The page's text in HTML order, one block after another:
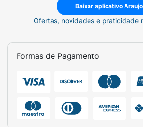
Baixar aplicativo Araujo
Ofertas, novidades e praticidade
Formas de Pagamento